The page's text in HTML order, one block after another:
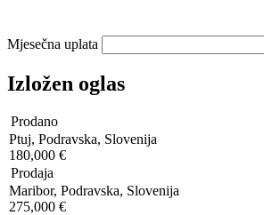
Mjesečna uplata
Izložen oglas
Prodano
Ptuj, Podravska, Slovenija
180,000 €
Prodaja
Maribor, Podravska, Slovenija
275,000 €